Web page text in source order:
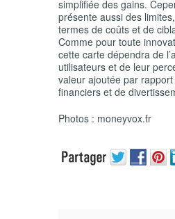
simplifiée des gains.
présente aussi des
termes de coûts et de
Comme pour toute
cette carte dépendra de
utilisateurs et de leur
valeur ajoutée par
financiers et de
Photos : moneyvox.fr